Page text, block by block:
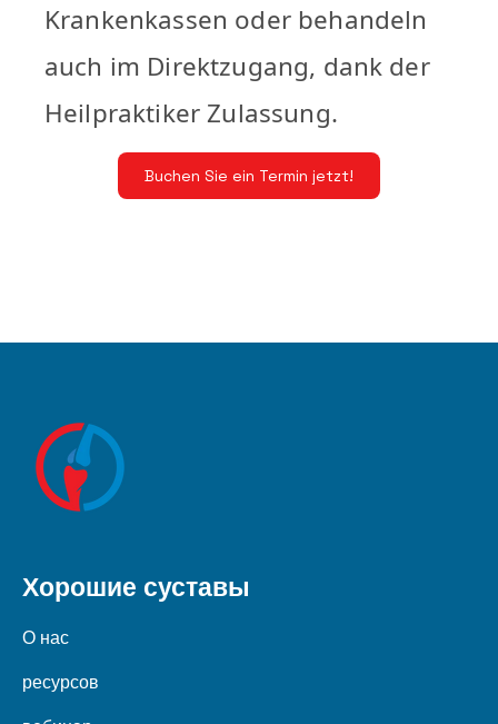
Krankenkassen oder behandeln
auch im Direktzugang, dank der
Heilpraktiker Zulassung.
Buchen Sie ein Termin jetzt!
Хорошие суставы
О нас
ресурсов